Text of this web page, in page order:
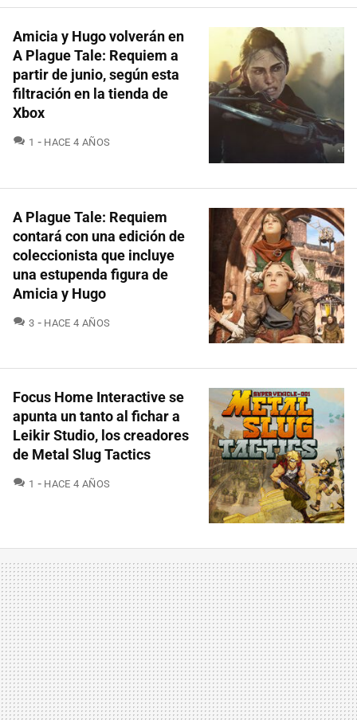
Amicia y Hugo volverán en
A Plague Tale: Requiem a
partir de junio, según esta
filtración en la tienda de
Xbox
1 COMENTARIOS
HACE 4 AÑOS
A Plague Tale: Requiem
contará con una edición de
coleccionista que incluye
una estupenda figura de
Amicia y Hugo
3 COMENTARIOS
HACE 4 AÑOS
Focus Home Interactive se
apunta un tanto al fichar a
Leikir Studio, los creadores
de Metal Slug Tactics
1 COMENTARIOS
HACE 4 AÑOS